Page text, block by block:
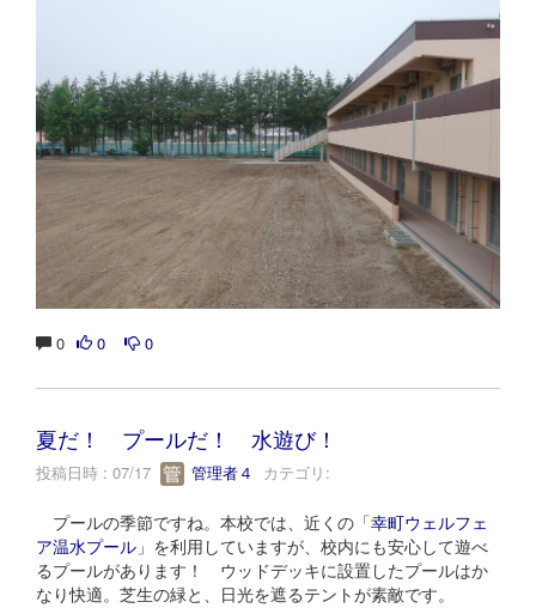
0 0 0
夏だ！ プールだ！ 水遊び！
投稿日時 : 07/17 管理者４ カテゴリ:
プールの季節ですね。本校では、近くの「幸町ウェルフェ
ア温水プール 」を利用していますが、校内にも安心して遊べ
るプールがあります！ ウッドデッキに設置したプールはか
なり快適。芝生の緑と、日光を遮るテントが素敵です。